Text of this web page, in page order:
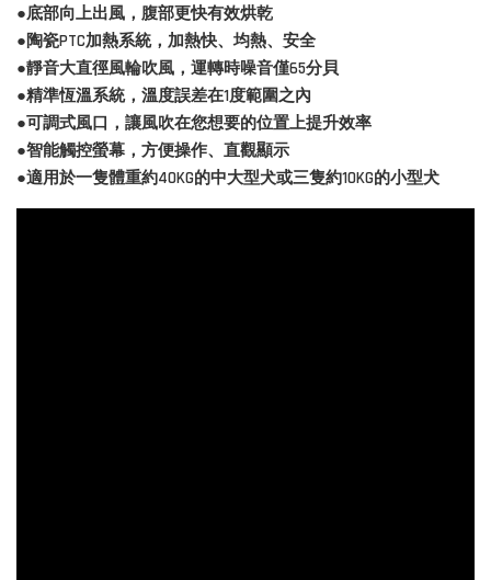
●底部向上出風，腹部更快有效烘乾
●陶瓷PTC加熱系統，加熱快、均熱、安全
●靜音大直徑風輪吹風，運轉時噪音僅65分貝
●精準恆溫系統，溫度誤差在1度範圍之內
●可調式風口，讓風吹在您想要的位置上提升效率
●智能觸控螢幕，方便操作、直觀顯示
●適用於一隻體重約40KG的中大型犬或三隻約10KG的小型犬